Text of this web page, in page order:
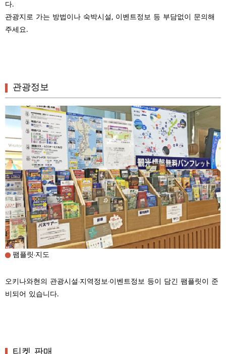
다.
관광지로 가는 방법이나 숙박시설, 이벤트정보 등 부담없이 문의해
주세요.
관광정보
팸플릿·지도
오키나와현의 관광시설·지역정보·이벤트정보 등이 담긴 팸플릿이 준
비되어 있습니다.